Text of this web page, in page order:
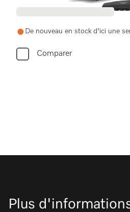
De nouveau en stock d'ici une
Comparer
Plus